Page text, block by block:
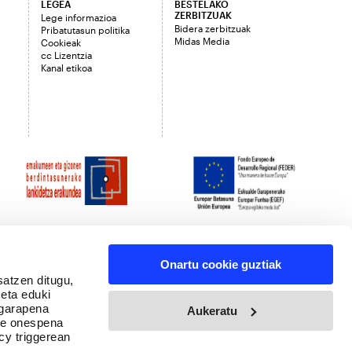
ditugu,
eduki
onespena
triggerean
Onartu cookie guztiak
Aukeratu
LEGEA
Lege informazioa
Pribatutasun politika
Cookieak
cc Lizentzia
Kanal etikoa
BESTELAKO
ZERBITZUAK
Bidera zerbitzuak
Midas Media